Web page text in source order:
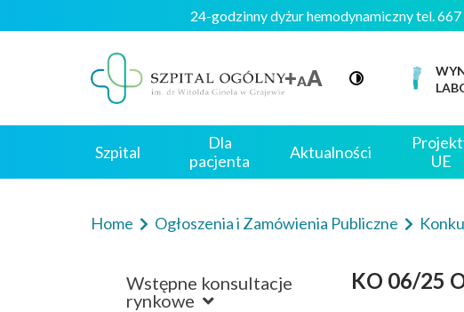
24-godzinny dyżur hemodynamiczny tel.
Szpital
Dla
pacjenta
Aktualności
UE
Home Ogłoszenia i Zamówienia Publiczne
Wstępne konsultacje
rynkowe
KO 06/25